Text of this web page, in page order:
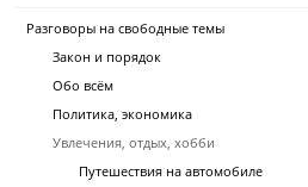
Разговоры на свободные темы
Закон и порядок
Обо всём
Политика, экономика
Увлечения, отдых, хобби
Путешествия на автомобиле